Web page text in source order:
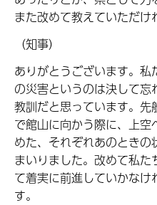
また改めて教えていただけ
（知事）
ありがとうございます。
の災害というのは決して
教訓だと思っています。
で館山に向かう際に、上
めた、それぞれあのとき
まいりました。改めて私
て着実に前進していかな
す。